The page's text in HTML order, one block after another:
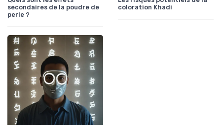
secondaires de la poudre de
perle ?
coloration Khadi